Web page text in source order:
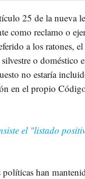
25 de la nueva
como reclamo o
a los ratones,
o doméstico
no estaría
en el propio
el "listado
han